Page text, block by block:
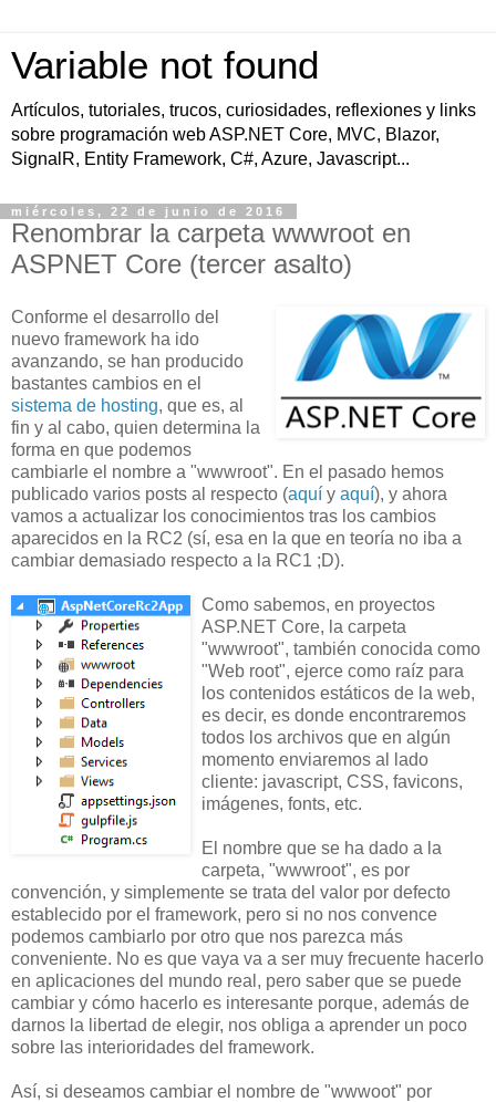
Variable not found
Artículos, tutoriales, trucos, curiosidades, reflexiones y links
sobre programación web ASP.NET Core, MVC, Blazor,
SignalR, Entity Framework, C#, Azure, Javascript...
miércoles, 22 de junio de 2016
Renombrar la carpeta wwwroot en
ASPNET Core (tercer asalto)
Conforme el desarrollo del
nuevo framework ha ido
avanzando, se han producido
bastantes cambios en el
sistema de hosting, que es, al
fin y al cabo, quien determina la
forma en que podemos
cambiarle el nombre a "wwwroot". En el pasado hemos
publicado varios posts al respecto (aquí y aquí), y ahora
vamos a actualizar los conocimientos tras los cambios
aparecidos en la RC2 (sí, esa en la que en teoría no iba a
cambiar demasiado respecto a la RC1 ;D).
Como sabemos, en proyectos
ASP.NET Core, la carpeta
"wwwroot", también conocida como
"Web root", ejerce como raíz para
los contenidos estáticos de la web,
es decir, es donde encontraremos
todos los archivos que en algún
momento enviaremos al lado
cliente: javascript, CSS, favicons,
imágenes, fonts, etc.
El nombre que se ha dado a la
carpeta, "wwwroot", es por
convención, y simplemente se trata del valor por defecto
establecido por el framework, pero si no nos convence
podemos cambiarlo por otro que nos parezca más
conveniente. No es que vaya va a ser muy frecuente hacerlo
en aplicaciones del mundo real, pero saber que se puede
cambiar y cómo hacerlo es interesante porque, además de
darnos la libertad de elegir, nos obliga a aprender un poco
sobre las interioridades del framework.
Así, si deseamos cambiar el nombre de "wwwoot" por